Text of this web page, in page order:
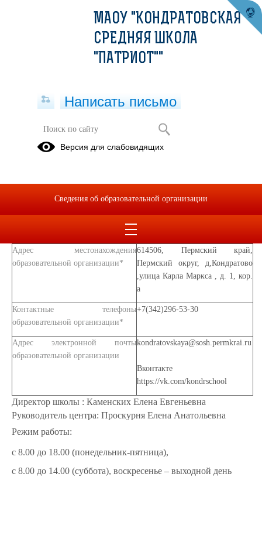
Обратная связь
Муниципальное автономное общеобразовательное учреждение
"Кондратовская средняя школа"
Сокращенное наименованиеМАОУ "Кондратовская средняя
Адрес местонахождения
образовательной организации*
614506, Пермский край,
Пермский округ, д,Кондратово
,улица Карла Маркса , д. 1, кор.
а
Контактные телефоны
образовательной организации*
+7(342)296-53-30
Адрес электронной почты
образовательной организации
kondratovskaya@sosh.permkrai.ru
Вконтакте
https://vk.com/kondrschool
Директор школы : Каменских Елена Евгеньевна
Руководитель центра: Проскурня Елена Анатольевна
Режим работы:
с 8.00 до 18.00 (понедельник-пятница),
с 8.00 до 14.00 (суббота), воскресенье – выходной день
МАОУ "КОНДРАТОВСКАЯ
СРЕДНЯЯ ШКОЛА
"ПАТРИОТ""
Написать письмо
Версия для слабовидящих
Сведения об образовательной организации